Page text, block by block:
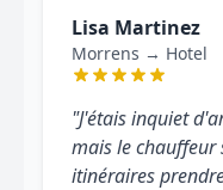
Lisa Martinez
Morrens → Hotel
"J'étais inquiet
mais le chauffeur
itinéraires